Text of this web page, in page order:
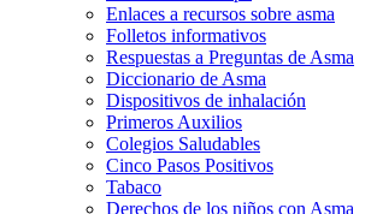
Enlaces a recursos sobre asma
Folletos informativos
Respuestas a Preguntas de Asma
Diccionario de Asma
Dispositivos de inhalación
Primeros Auxilios
Colegios Saludables
Cinco Pasos Positivos
Tabaco
Derechos de los niños con Asma